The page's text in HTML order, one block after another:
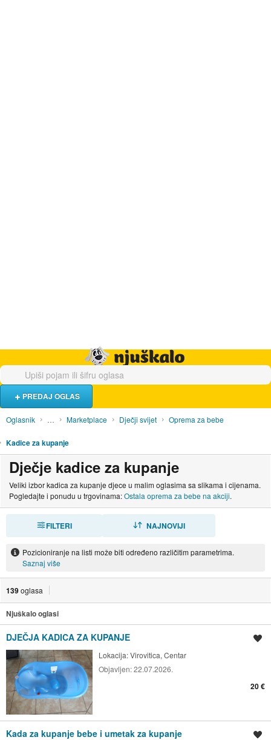
PREDAJ OGLAS
Oglasnik … Marketplace Dječji svijet Oprema za bebe
Kadice za kupanje
Dječje kadice za kupanje
Veliki izbor kadica za kupanje djece u malim oglasima sa slikama i cijenama.
Pogledajte i ponudu u trgovinama:Ostala oprema za bebe na akciji.
FILTERI NAJNOVIJI
Pozicioniranje na listi može biti određeno različitim parametrima.
Saznaj više
139oglasa
Njuškalo oglasi
DJEČJA KADICA ZA KUPANJE
Lokacija:Virovitica, Centar
Objavljen:22.07.2026.
20 €
Kada za kupanje bebe i umetak za kupanje